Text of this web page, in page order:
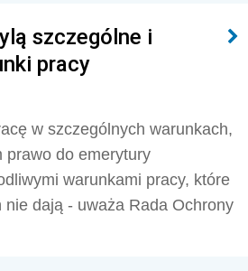
szczególne i
pracy
w szczególnych warunkach,
prawo do emerytury
warunkami pracy, które
nie dają - uważa Rada Ochrony